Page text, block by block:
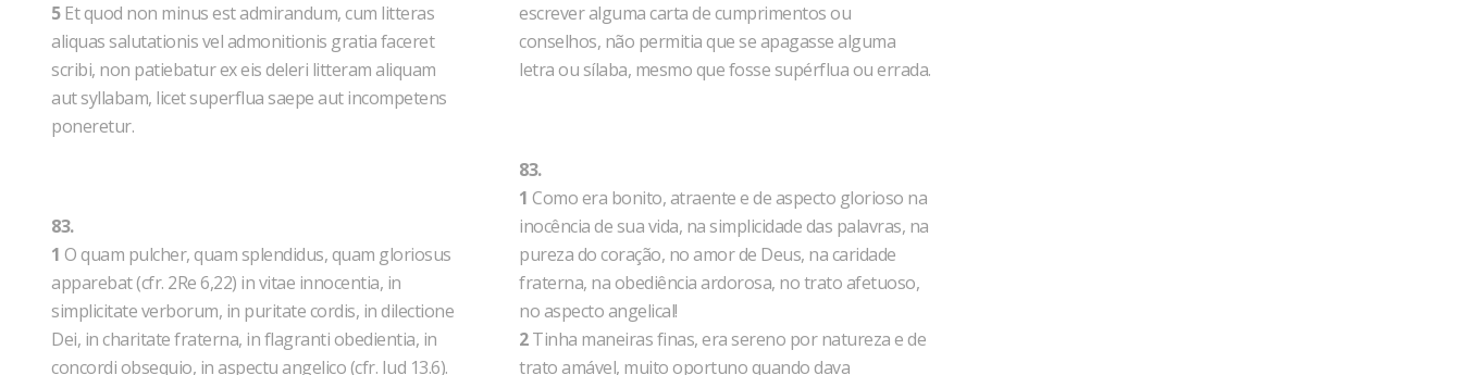
5Et quod non minus est admirandum, cum litteras
aliquas salutationis vel admonitionis gratia faceret
scribi, non patiebatur ex eis deleri litteram aliquam
aut syllabam, licet superflua saepe aut incompetens
poneretur.
83.
1 O quam pulcher, quam splendidus, quam gloriosus
apparebat (cfr. 2Re 6,22) in vitae innocentia, in
simplicitate verborum, in puritate cordis, in dilectione
Dei, in charitate fraterna, in flagranti obedientia, in
concordi obsequio, in aspectu angelico (cfr. Iud 13.6).
escrever alguma carta de cumprimentos ou
conselhos, não permitia que se apagasse alguma
letra ou sílaba, mesmo que fosse supérflua ou errada.
83.
1 Como era bonito, atraente e de aspecto glorioso na
inocência de sua vida, na simplicidade das palavras, na
pureza do coração, no amor de Deus, na caridade
fraterna, na obediência ardorosa, no trato afetuoso,
no aspecto angelical!
2Tinha maneiras finas, era sereno por natureza e de
trato amável, muito oportuno quando dava